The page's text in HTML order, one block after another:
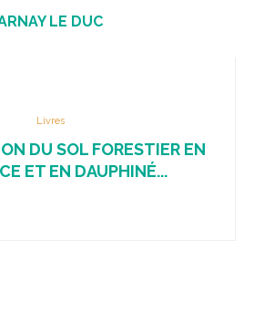
LE DUC
Livres
DU SOL FORESTIER EN
ET EN DAUPHINÉ...